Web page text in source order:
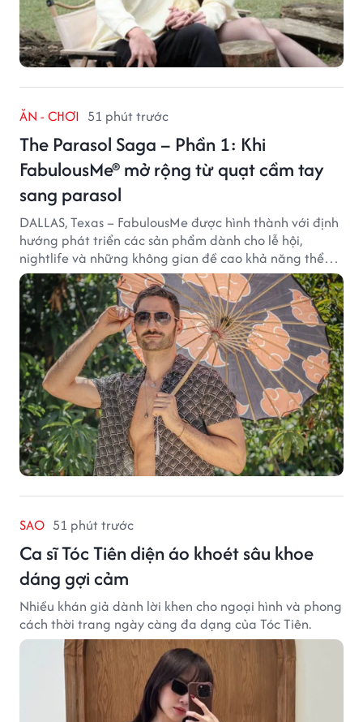
ĂN - CHƠI 51 phút trước
The Parasol Saga – Phần 1: Khi
FabulousMe® mở rộng từ quạt cầm tay
sang parasol
DALLAS, Texas – FabulousMe được hình thành với định
hướng phát triển các sản phẩm dành cho lễ hội,
nightlife và những không gian đề cao khả năng thể
hiện bản thân. Trong quá trình xây dựng thương hiệu,
quạt cầm tay trở thành dòng sản phẩm tạo được
thành công ban đầu, giúp FabulousMe từng bước mở
rộng mức độ hiện diện trên thị trường.
SAO 51 phút trước
Ca sĩ Tóc Tiên diện áo khoét sâu khoe
dáng gợi cảm
Nhiều khán giả dành lời khen cho ngoại hình và phong
cách thời trang ngày càng đa dạng của Tóc Tiên.